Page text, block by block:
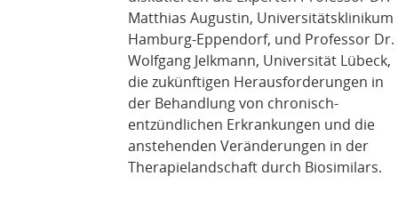
Matthias Augustin, Universitätsklinikum
Hamburg-Eppendorf, und Professor Dr.
Wolfgang Jelkmann, Universität Lübeck,
die zukünftigen Herausforderungen in
der Behandlung von chronisch-
entzündlichen Erkrankungen und die
anstehenden Veränderungen in der
Therapielandschaft durch Biosimilars.